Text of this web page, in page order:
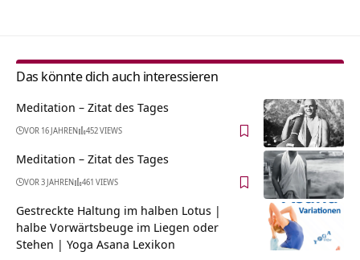
Das könnte dich auch interessieren
Meditation – Zitat des Tages
VOR 16 JAHREN 452 VIEWS
Meditation – Zitat des Tages
VOR 3 JAHREN 461 VIEWS
Gestreckte Haltung im halben Lotus |
halbe Vorwärtsbeuge im Liegen oder
Stehen | Yoga Asana Lexikon